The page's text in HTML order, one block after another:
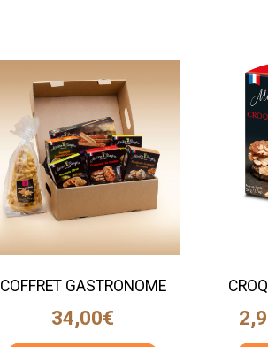
COFFRET GASTRONOME
34,00€